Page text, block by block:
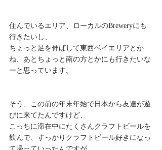
住んでいるエリア、ローカルのBreweryにも
行きたいし、
ちょっと足を伸ばして東西ベイエリアとか
ね、あとちょっと南の方とかにも行きたいな
ーと思っています。
そう、この前の年末年始で日本から友達が遊
びに来てたんですけど、
こっちに滞在中にたくさんクラフトビールを
飲んで、すっかりクラフトビール好きになっ